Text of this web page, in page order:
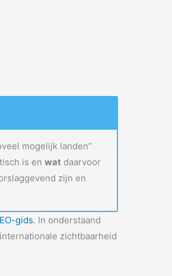
mogelijk landen”
is enwat daarvoor
zijn en
gids. In onderstaand
zichtbaarheid